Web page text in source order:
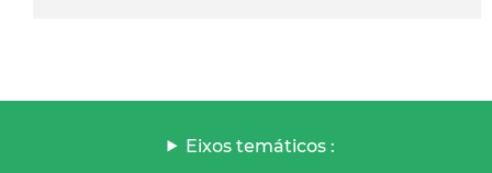
Eixos temáticos :